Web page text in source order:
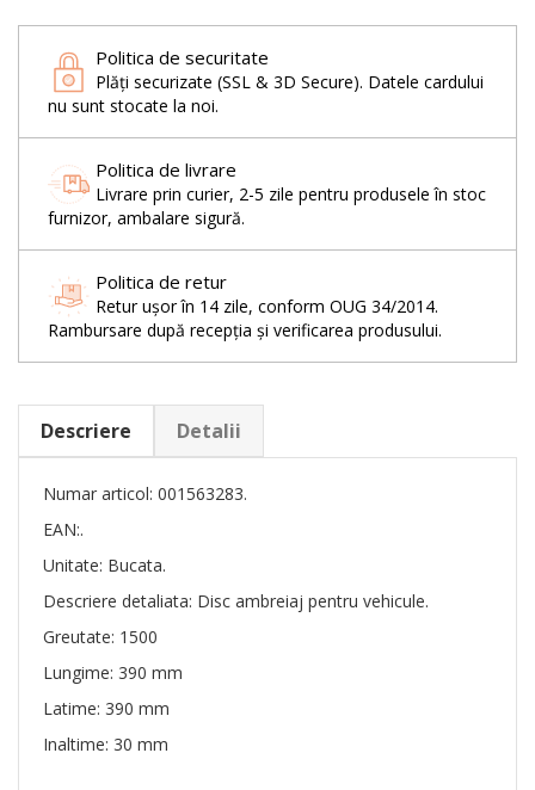
Politica de securitate
Plăți securizate (SSL & 3D Secure). Datele cardului
nu sunt stocate la noi.
Politica de livrare
Livrare prin curier, 2-5 zile pentru produsele în stoc
furnizor, ambalare sigură.
Politica de retur
Retur ușor în 14 zile, conform OUG 34/2014.
Rambursare după recepția și verificarea produsului.
Descriere Detalii
Numar articol: 001563283.
EAN:.
Unitate: Bucata.
Descriere detaliata: Disc ambreiaj pentru vehicule.
Greutate: 1500
Lungime: 390 mm
Latime: 390 mm
Inaltime: 30 mm